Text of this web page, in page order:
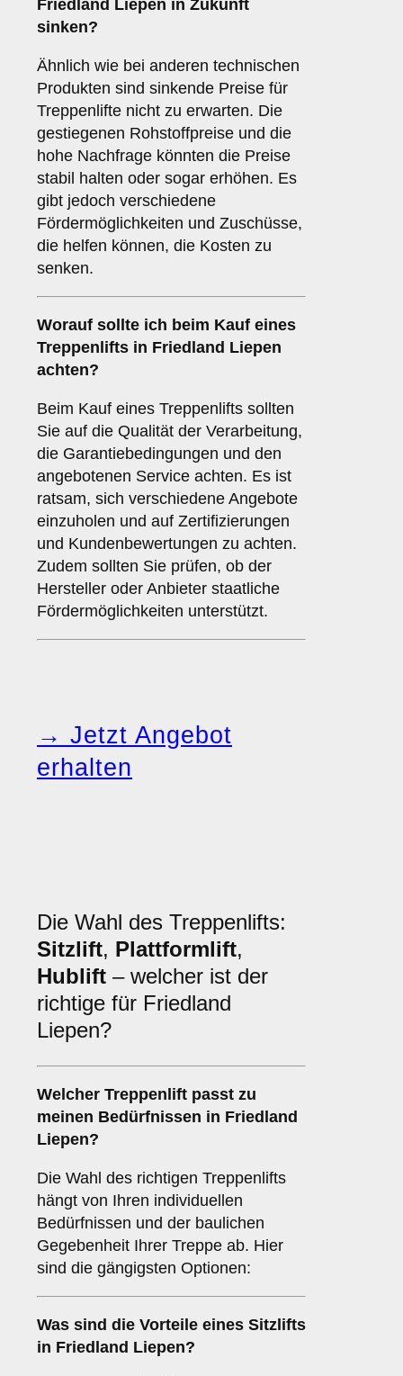
Friedland Liepen in Zukunft
sinken?
Ähnlich wie bei anderen technischen
Produkten sind sinkende Preise für
Treppenlifte nicht zu erwarten. Die
gestiegenen Rohstoffpreise und die
hohe Nachfrage könnten die Preise
stabil halten oder sogar erhöhen. Es
gibt jedoch verschiedene
Fördermöglichkeiten und Zuschüsse,
die helfen können, die Kosten zu
senken.
Worauf sollte ich beim Kauf eines
Treppenlifts in Friedland Liepen
achten?
Beim Kauf eines Treppenlifts sollten
Sie auf die Qualität der Verarbeitung,
die Garantiebedingungen und den
angebotenen Service achten. Es ist
ratsam, sich verschiedene Angebote
einzuholen und auf Zertifizierungen
und Kundenbewertungen zu achten.
Zudem sollten Sie prüfen, ob der
Hersteller oder Anbieter staatliche
Fördermöglichkeiten unterstützt.
→ Jetzt Angebot
erhalten
Die Wahl des Treppenlifts:
Sitzlift, Plattformlift,
Hublift – welcher ist der
richtige für Friedland
Liepen?
Welcher Treppenlift passt zu
meinen Bedürfnissen in Friedland
Liepen?
Die Wahl des richtigen Treppenlifts
hängt von Ihren individuellen
Bedürfnissen und der baulichen
Gegebenheit Ihrer Treppe ab. Hier
sind die gängigsten Optionen:
Was sind die Vorteile eines Sitzlifts
in Friedland Liepen?